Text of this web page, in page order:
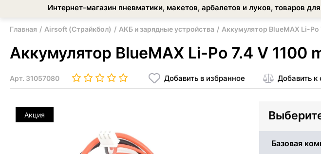
Интернет-магазин пневматики, макетов, арбалетов и луков, товаров
Главная Airsoft (Страйкбол) АКБ и зарядные устройства Аккумулятор BlueMAX Li-Po
Аккумулятор BlueMAX Li-Po 7.4 V 1100
Арт. 31057080 Добавить в избранное Добавить
Акция
Базовая